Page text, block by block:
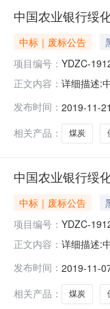
中国农业银行绥
中标｜废标公告
项目编号： YDZC-
正文内容： 详细描述:
的媒介：
址：绥化市
发布时间： 2019-11-21
相关产品：
煤炭
中国农业银行绥
中标｜废标公告
项目编号： YDZC-
正文内容： 详细描述:
审，有效
单位：中
发布时间： 2019-11-
相关产品：
煤炭